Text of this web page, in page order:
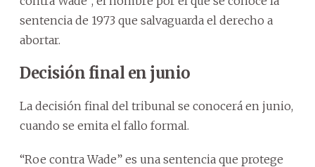
sentencia de 1973 que salvaguarda el derecho a
abortar.
Decisión final en junio
La decisión final del tribunal se conocerá en junio,
cuando se emita el fallo formal.
“Roe contra Wade” es una sentencia que protege